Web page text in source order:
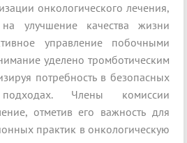
онкологического лечения,
улучшение качества жизни
управление побочными
уделено тромботическим
потребность в безопасных
Члены комиссии
отметив его важность для
практик в онкологическую